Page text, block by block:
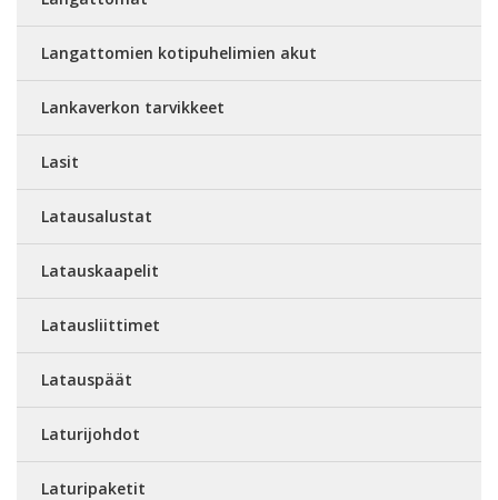
Langattomien kotipuhelimien akut
Lankaverkon tarvikkeet
Lasit
Latausalustat
Latauskaapelit
Latausliittimet
Latauspäät
Laturijohdot
Laturipaketit